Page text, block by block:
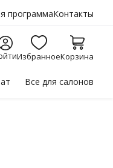
программаКонтакты
ИзбранноеКорзина
Все для салонов